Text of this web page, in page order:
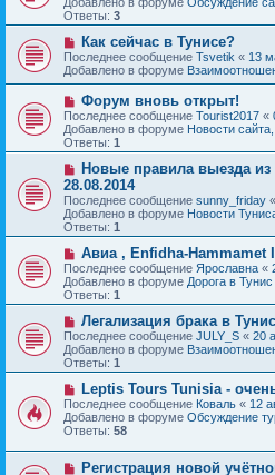
щ
е
н
и
е
о
е
с
о
о
б
щ
е
н
и
е
Добавлено в форуме Обсуждение
Ответы: 3
Н
о
в
е
с
о
о
б
щ
е
н
и
е
Как сейчас в Тунисе?
Последнее сообщение Tsvetik « 13
Добавлено в форуме
Н
о
в
о
е
с
о
о
б
щ
е
и
е
Форум вновь открыт!
Последнее сообщение Tourist2017 «
Добавлено в форуме Новости
Ответы: 1
Н
о
в
о
е
с
о
б
щ
е
и
е
Новые правила выезда из
28.08.2014
Последнее сообщение sunny_friday «
Добавлено в форуме Новости
Ответы: 1
Н
о
в
о
е
с
о
о
б
щ
е
н
и
е
Авиа , Enfidha-Hammamet
Последнее сообщение Ярославна «
Добавлено в форуме Дорога в Тунис
Ответы: 1
Н
о
в
о
е
с
о
о
б
щ
е
н
Легализация брака в
Последнее сообщение JULY_S « 20
Добавлено в форуме
Ответы: 1
Н
о
в
о
с
Leptis Tours Tunisia -
Последнее сообщение Коваль « 12
Добавлено в форуме Обсуждение
Ответы: 58
НРегистрация новой